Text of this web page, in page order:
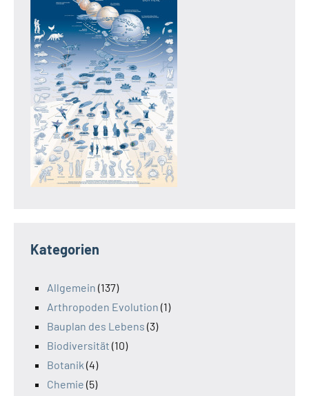
Kategorien
Allgemein (137)
Arthropoden Evolution (1)
Bauplan des Lebens (3)
Biodiversität (10)
Botanik (4)
Chemie (5)